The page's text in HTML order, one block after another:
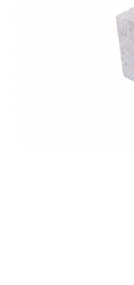
Roabe si Betoniere
Sisteme Gips-Carton